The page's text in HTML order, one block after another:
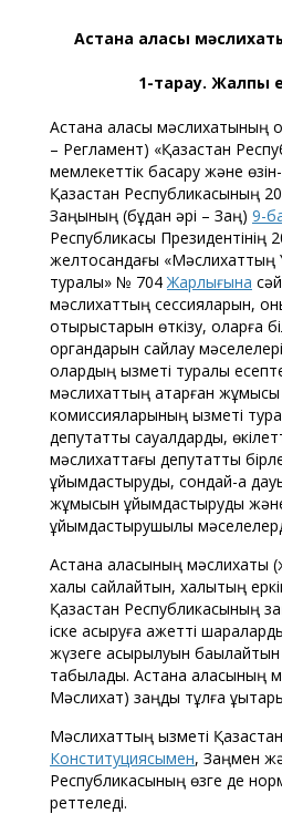
Астана қаласы
1-тарау. Жалпы
Астана қаласы мәслихатының
– Регламент) «Қазақстан
мемлекеттік басқару және
Қазақстан Республикасының
Заңының (бұдан әрі – Заң) 9-
Республикасы Президентінің
желтоқсандағы «Мәслихаттың
туралы» № 704Жарлығына
мәслихаттың сессияларын,
отырыстарын өткізу, оларға
органдарын сайлау
олардың қызметі туралы
мәслихаттың атқарған
комиссияларының қызметі
депутаттық сауалдарды,
мәслихаттағы депутаттық
ұйымдастыруды, сондай-ақ
жұмысын ұйымдастыруды және
ұйымдастырушылық
Астана қаласының мәслихаты
халқы сайлайтын, халықтың
Қазақстан Республикасының
іске асыруға қажетті
жүзеге асырылуын
табылады. Астана қаласының
Мәслихат) заңды тұлға
Мәслихаттың қызметі
Конституциясымен, Заңмен
Республикасының өзге де
реттеледі.